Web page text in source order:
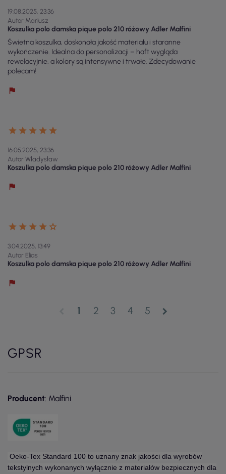
19.08.2025, 23:36
Autor Mariusz
Koszulka polo damska pique polo 210 różowy Adler Malfini
Świetna koszulka, doskonała jakość materiału i staranne
wykończenie. Idealna do personalizacji – haft wygląda
rewelacyjnie, a kolory są intensywne i trwałe. Zdecydowanie
polecam!
16.05.2025, 23:36
Autor Władysław
Koszulka polo damska pique polo 210 różowy Adler Malfini
3.04.2025, 13:49
Autor Elias
Koszulka polo damska pique polo 210 różowy Adler Malfini
1 2 3 4 5 chevron_right
GPSR
Producent: Malfini
Oeko-Tex Standard 100 to uznany znak jakości dla wyrobów
tekstylnych wykonanych wyłącznie z materiałów bezpiecznych dla